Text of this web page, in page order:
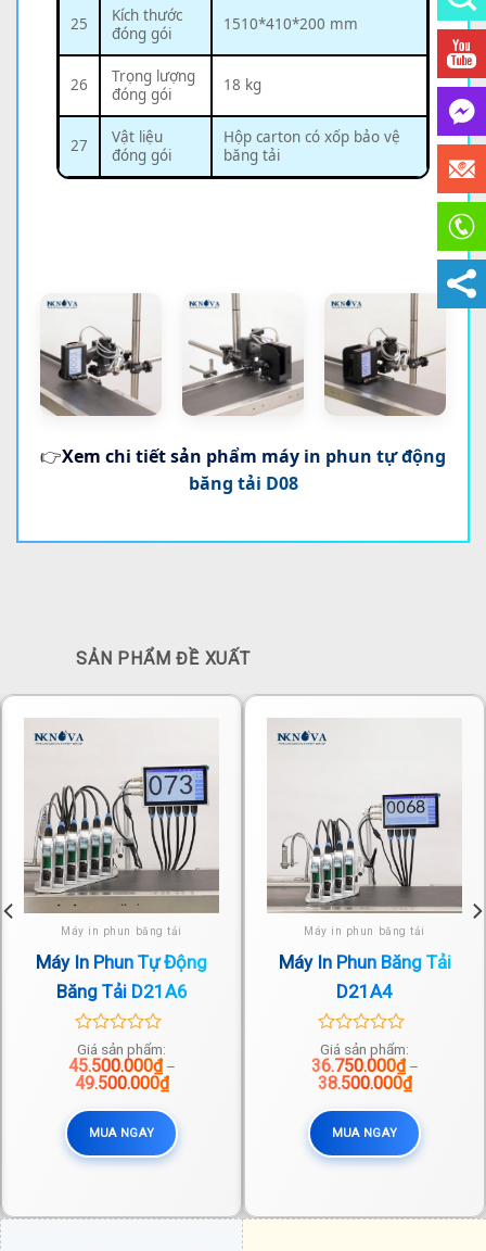
25
Kích thước
đóng gói
1510*410*200 mm
26
Trọng lượng
đóng gói
18 kg
27
Vật liệu
đóng gói
Hộp carton có xốp bảo vệ
băng tải
👉Xem chi tiết sản phẩm máy in phun tự động
băng tải D08
SẢN PHẨM ĐỀ XUẤT
Máy in phun băng tải
Máy In Phun Tự Động
Băng Tải D21A6
0
out
of
Giá sản phẩm:
45.500.000₫ –
49.500.000₫Khoảng
giá:
45.500.000₫
đến
49.500.000₫
MUA NGAY
Máy in phun băng tải
Máy In Phun Băng Tải
D21A4
0
out
of
Giá sản phẩm:
36.750.000₫ –
38.500.000₫Khoảng
giá:
đến
MUA NGAY